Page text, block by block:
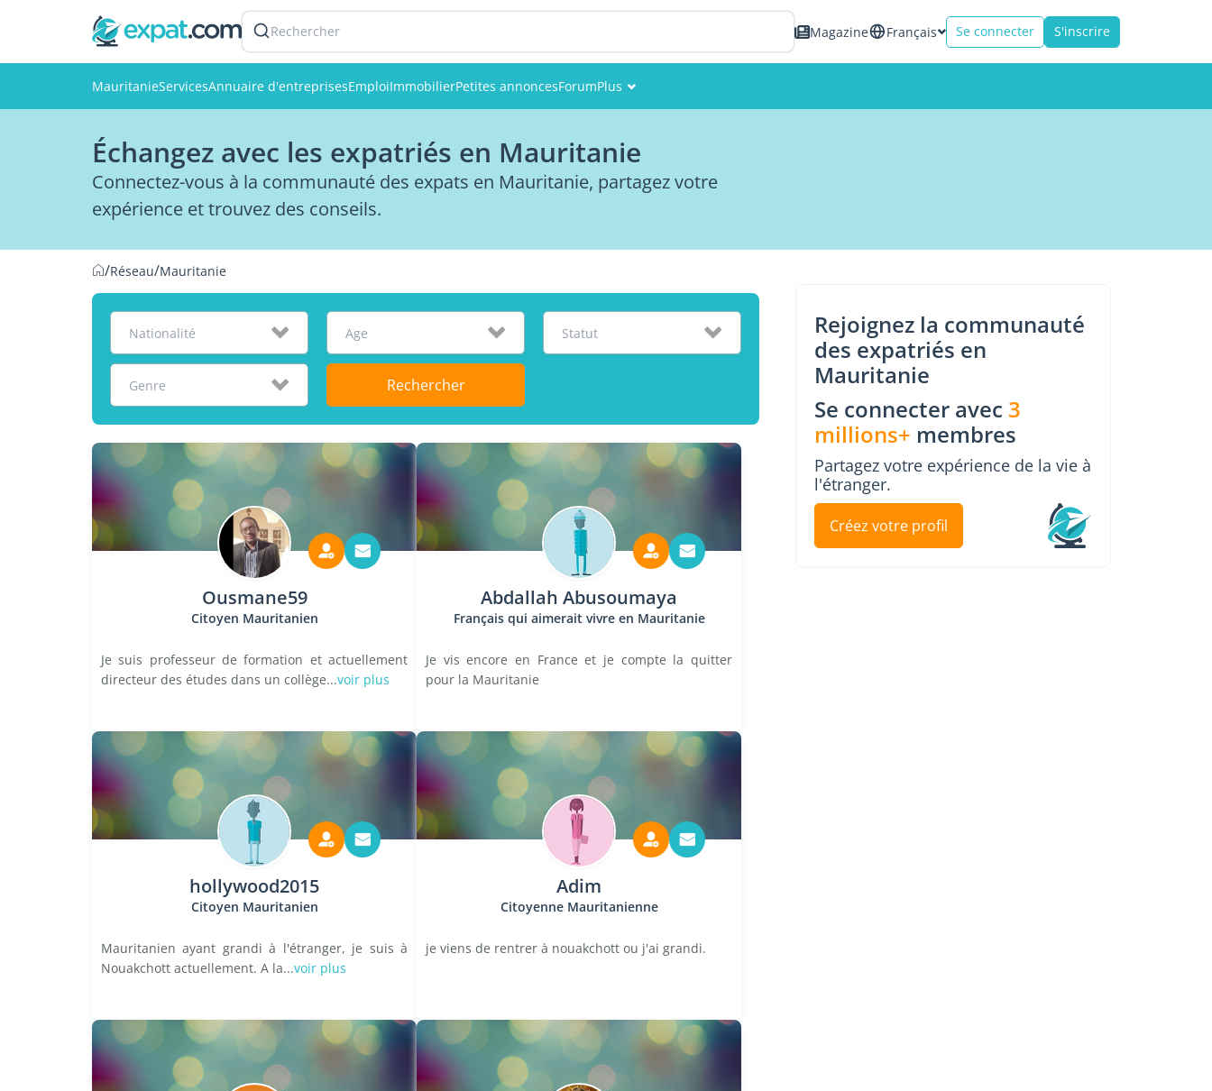
Rechercher Magazine Français Se connecter S'inscrire
MauritanieServicesAnnuaire d'entreprisesEmploiImmobilierPetites annoncesForumPlus
Membres
Échangez avec les expatriés en Mauritanie
Connectez-vous à la communauté des expats en Mauritanie, partagez votre
expérience et trouvez des conseils.
/Réseau/Mauritanie
Nationalité Age Statut
Genre Rechercher
Ousmane59
Citoyen Mauritanien
Je suis professeur de formation et actuellement
directeur des études dans un collège...voir plus
Abdallah Abusoumaya
Français qui aimerait vivre en Mauritanie
Je vis encore en France et je compte la quitter
pour la Mauritanie
hollywood2015
Citoyen Mauritanien
Mauritanien ayant grandi à l'étranger, je suis à
Nouakchott actuellement. A la...voir plus
Adim
Citoyenne Mauritanienne
je viens de rentrer à nouakchott ou j'ai grandi.
Rejoignez la communauté
des expatriés en
Mauritanie
Se connecter avec 3
millions+ membres
Partagez votre expérience de la vie à
l'étranger.
Créez votre profil